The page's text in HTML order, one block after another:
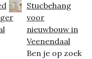
Stucbehang
voor
nieuwbouw in
Veenendaal
Ben je op zoek